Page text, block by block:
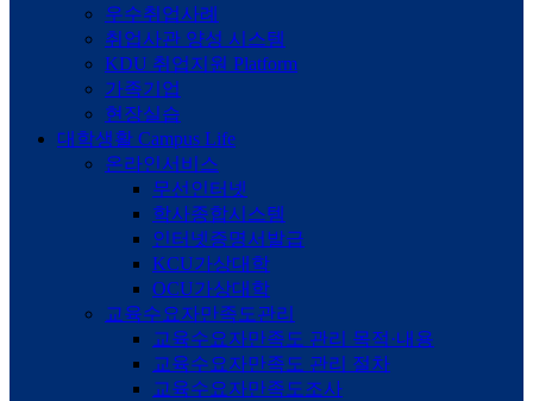
우수취업사례
취업사관 양성 시스템
KDU 취업지원 Platform
가족기업
현장실습
대학생활 Campus Life
온라인서비스
무선인터넷
학사종합시스템
인터넷증명서발급
KCU가상대학
OCU가상대학
교육수요자만족도관리
교육수요자만족도 관리 목적·내용
교육수요자만족도 관리 절차
교육수요자만족도조사